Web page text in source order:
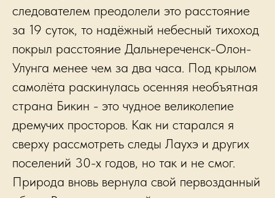
следователем преодолели это расстояние
за 19 суток, то надёжный небесный тихоход
покрыл расстояние Дальнереченск-Олон-
Улунга менее чем за два часа. Под крылом
самолёта раскинулась осенняя необъятная
страна Бикин - это чудное великолепие
дремучих просторов. Как ни старался я
сверху рассмотреть следы Лаухэ и других
поселений 30-х годов, но так и не смог.
Природа вновь вернула свой первозданный